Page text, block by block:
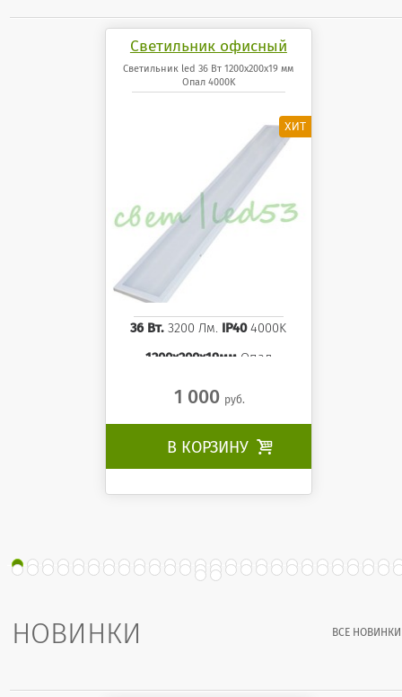
Светильник офисный
светодиодный 36 Вт
1200x200x19 мм Опал
Светильник led 36 Вт 1200x200x19 мм
Опал 4000K
36 Вт. 3200 Лм. IP404000K
1200x200x19ммОпал
1 000 руб.
В КОРЗИНУ 
НОВИНКИ ВСЕ НОВИНКИ